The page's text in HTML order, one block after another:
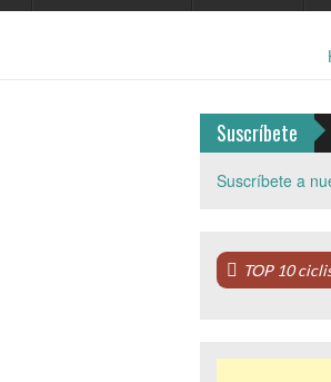
Suscríbete
Suscríbete a
TOP 10